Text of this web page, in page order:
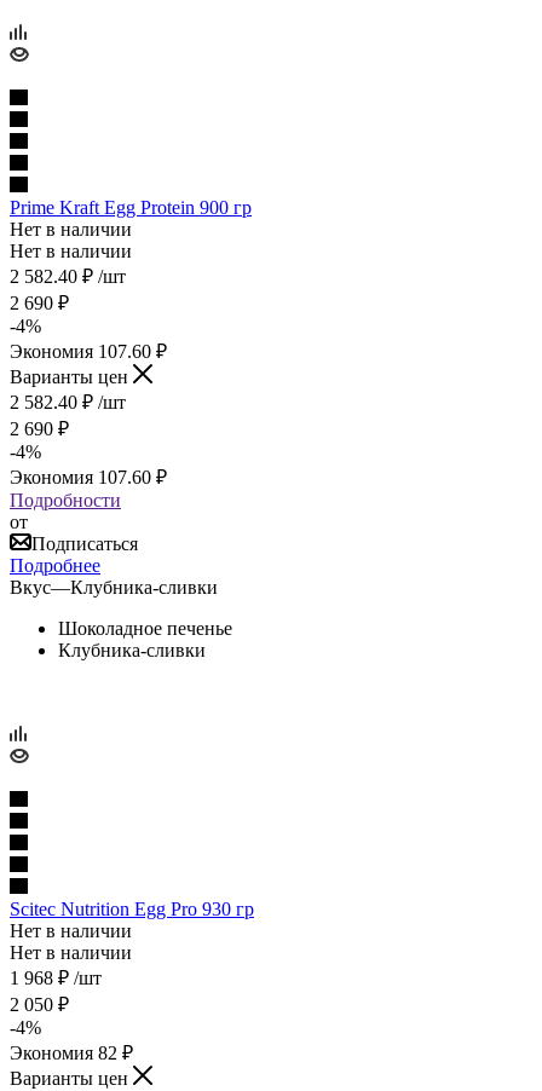
Prime Kraft Egg Protein 900 гр
Нет в наличии
Нет в наличии
2 582.40 ₽ /шт
2 690 ₽
-4%
Экономия 107.60 ₽
Варианты цен
2 582.40 ₽ /шт
2 690 ₽
-4%
Экономия 107.60 ₽
Подробности
от
Подписаться
Подробнее
Вкус—Клубника-сливки
Шоколадное печенье
Клубника-сливки
Scitec Nutrition Egg Pro 930 гр
Нет в наличии
Нет в наличии
1 968 ₽ /шт
2 050 ₽
-4%
Экономия 82 ₽
Варианты цен